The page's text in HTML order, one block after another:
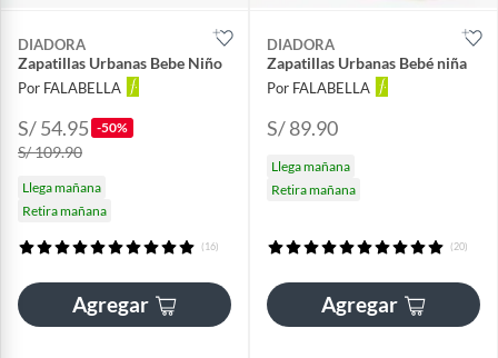
DIADORA
Zapatillas Urbanas Bebe Niño
Por FALABELLA
S/ 54.95 -50%
S/ 109.90
Llega mañana
Retira mañana
(16)
Agregar
DIADORA
Zapatillas Urbanas Bebé niña
Por FALABELLA
S/ 89.90
Llega mañana
Retira mañana
(20)
Agregar